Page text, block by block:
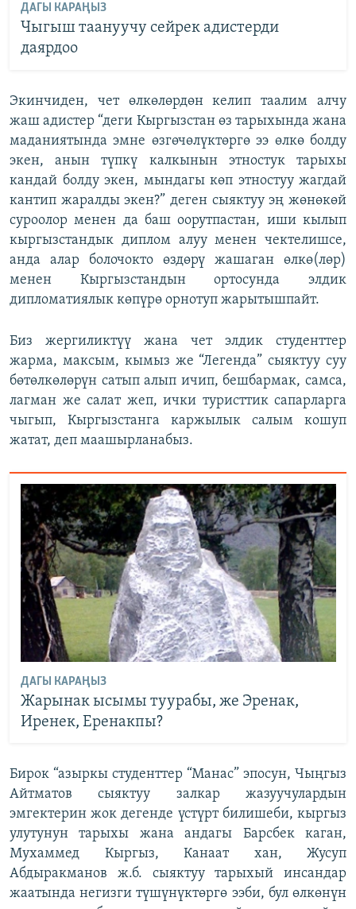
ДАГЫ КАРАҢЫЗ
Чыгыш таануучу сейрек адистерди
даярдоо
Экинчиден, чет өлкөлөрдөн келип таалим алчу
жаш адистер “деги Кыргызстан өз тарыхында жана
маданиятында эмне өзгөчөлүктөргө ээ өлкө болду
экен, анын түпкү калкынын этностук тарыхы
кандай болду экен, мындагы көп этностуу жагдай
кантип жаралды экен?” деген сыяктуу эң жөнөкөй
суроолор менен да баш оорутпастан, иши кылып
кыргызстандык диплом алуу менен чектелишсе,
анда алар болочокто өздөрү жашаган өлкө(лөр)
менен Кыргызстандын ортосунда элдик
дипломатиялык көпүрө орнотуп жарытышпайт.
Биз жергиликтүү жана чет элдик студенттер
жарма, максым, кымыз же “Легенда” сыяктуу суу
бөтөлкөлөрүн сатып алып ичип, бешбармак, самса,
лагман же салат жеп, ички туристтик сапарларга
чыгып, Кыргызстанга каржылык салым кошуп
жатат, деп маашырланабыз.
ДАГЫ КАРАҢЫЗ
Жарынак ысымы туурабы, же Эренак,
Иренек, Еренакпы?
Бирок “азыркы студенттер “Манас” эпосун, Чыңгыз
Айтматов сыяктуу залкар жазуучулардын
эмгектерин жок дегенде үстүрт билишеби, кыргыз
улутунун тарыхы жана андагы Барсбек каган,
Мухаммед Кыргыз, Канаат хан, Жусуп
Абдыракманов ж.б. сыяктуу тарыхый инсандар
жаатында негизги түшүнүктөргө ээби, бул өлкөнүн